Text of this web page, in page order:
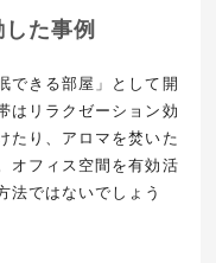
た事例
できる部屋」として開
はリラクゼーション効
たり、アロマを焚いた
オフィス空間を有効活
法ではないでしょう